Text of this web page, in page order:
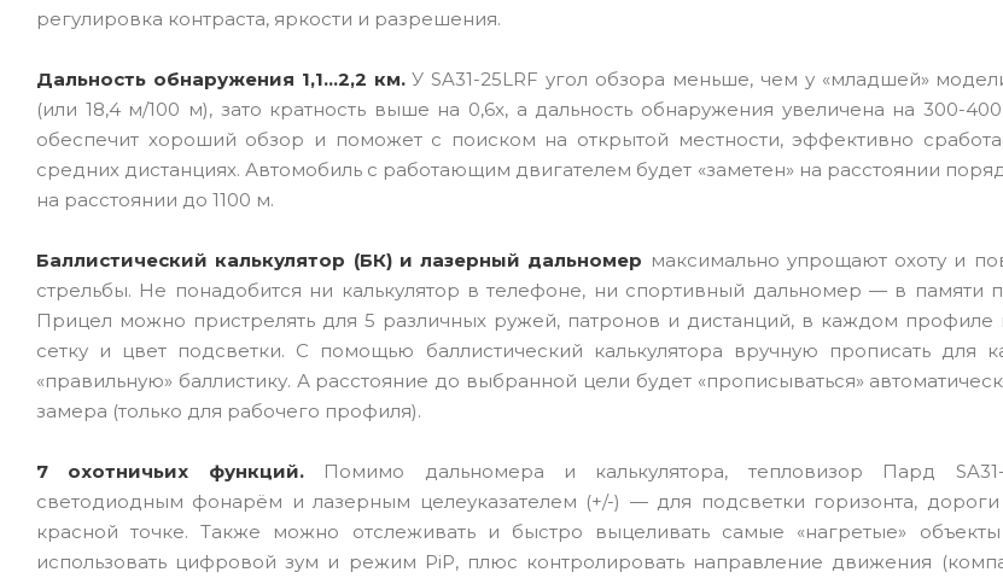
регулировка контраста, яркости и разрешения.
Дальность обнаружения 1,1...2,2 км.У SA31-25LRF угол обзора меньше, чем у «младшей»
(или 18,4 м/100 м), зато кратность выше на 0,6x, а дальность обнаружения увеличена на 300-
обеспечит хороший обзор и поможет с поиском на открытой местности, эффективно
средних дистанциях. Автомобиль с работающим двигателем будет «заметен» на расстоянии
на расстоянии до 1100 м.
Баллистический калькулятор (БК) и лазерный дальномер максимально упрощают охоту и
стрельбы. Не понадобится ни калькулятор в телефоне, ни спортивный дальномер — в памяти
Прицел можно пристрелять для 5 различных ружей, патронов и дистанций, в каждом профиле
сетку и цвет подсветки. С помощью баллистический калькулятора вручную прописать для
«правильную» баллистику. А расстояние до выбранной цели будет «прописываться»
замера (только для рабочего профиля).
7 охотничьих функций.Помимо дальномера и калькулятора, тепловизор Пард SA31-
светодиодным фонарём и лазерным целеуказателем (+/-) — для подсветки горизонта,
красной точке. Также можно отслеживать и быстро выцеливать самые «нагретые»
использовать цифровой зум и режим PiP, плюс контролировать направление движения